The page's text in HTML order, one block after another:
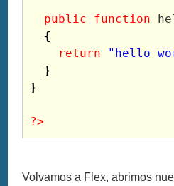
public function
{
return
"hello
}
}
?>
Volvamos a Flex, abrimos